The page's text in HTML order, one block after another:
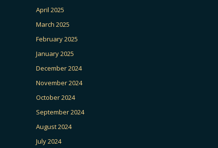
April 2025
March 2025
February 2025
January 2025
December 2024
November 2024
October 2024
September 2024
August 2024
July 2024